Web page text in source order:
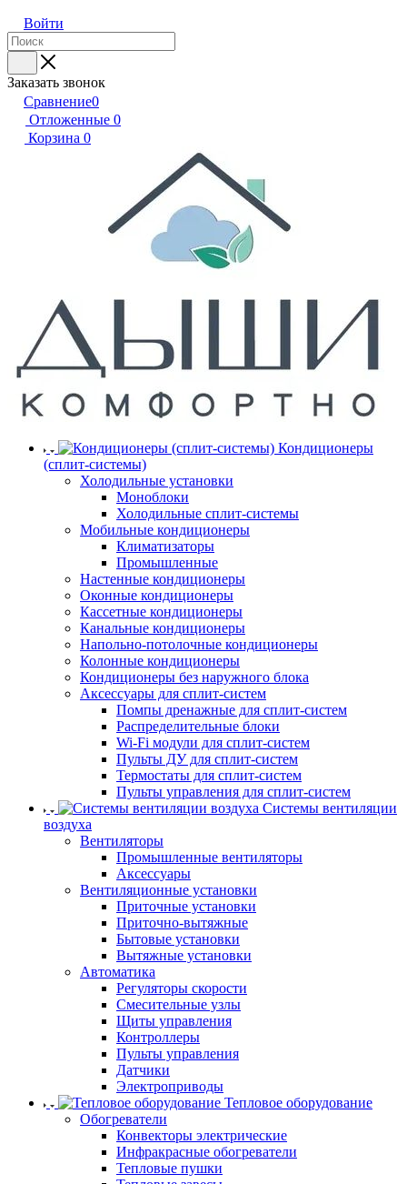
Войти
Заказать звонок
Сравнение0
Отложенные 0
Корзина 0
Кондиционеры
(сплит-системы)
Холодильные установки
Моноблоки
Холодильные сплит-системы
Мобильные кондиционеры
Климатизаторы
Промышленные
Настенные кондиционеры
Оконные кондиционеры
Кассетные кондиционеры
Канальные кондиционеры
Напольно-потолочные кондиционеры
Колонные кондиционеры
Кондиционеры без наружного блока
Аксессуары для сплит-систем
Помпы дренажные для сплит-систем
Распределительные блоки
Wi-Fi модули для сплит-систем
Пульты ДУ для сплит-систем
Термостаты для сплит-систем
Пульты управления для сплит-систем
Системы вентиляции
воздуха
Вентиляторы
Промышленные вентиляторы
Аксессуары
Вентиляционные установки
Приточные установки
Приточно-вытяжные
Бытовые установки
Вытяжные установки
Автоматика
Регуляторы скорости
Смесительные узлы
Щиты управления
Контроллеры
Пульты управления
Датчики
Электроприводы
Тепловое оборудование
Обогреватели
Конвекторы электрические
Инфракрасные обогреватели
Тепловые пушки